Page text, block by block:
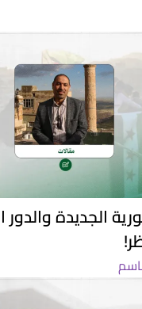
الجديدة والدور